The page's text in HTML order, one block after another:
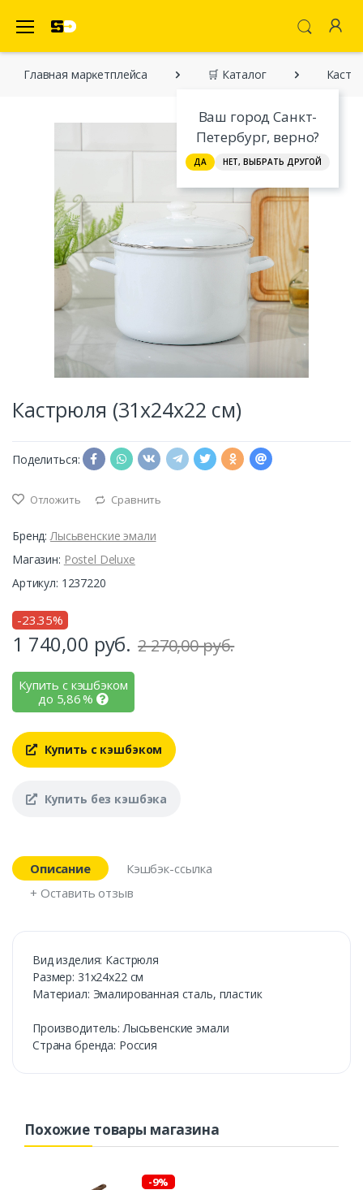
Ваш город Санкт-
Петербург, верно?
ДА НЕТ, ВЫБРАТЬ ДРУГОЙ
Главная марĸетплейса 🛒 Каталог
Кастрюля (31х24х22 см)
Поделиться:
Отложить Сравнить
Бренд:Лысьвенские эмали
Магазин: Postel Deluxe
Артикул: 1237220
-23.35%
1 740,00 руб. 2 270,00 руб.
Купить с кэшбэком
до 5,86%
Купить с кэшбэком
Купить без кэшбэка
Описание
Кэшбэк-ссылка
+ Оставить отзыв
Вид изделия: Кастрюля
Размер: 31х24х22 см
Материал: Эмалированная сталь, пластик
Производитель: Лысьвенские эмали
Страна бренда: Россия
Похожие товары магазина
-9%